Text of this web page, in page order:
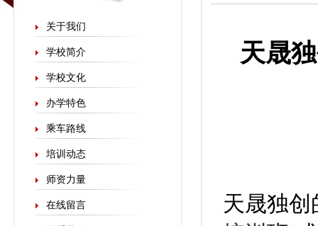
关于我们
学校简介
学校文化
办学特色
乘车路线
培训动态
师资力量
在线留言
天晟
天晟独创